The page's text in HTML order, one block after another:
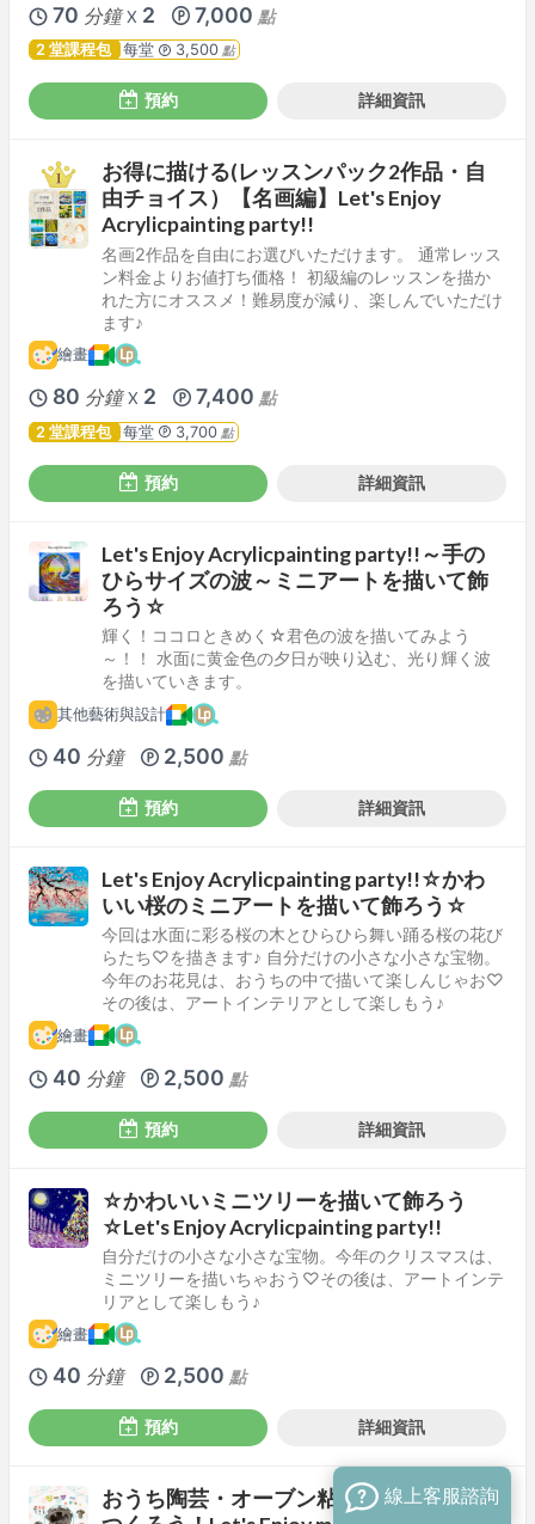
70 分鐘 X 2 7,000 點
2 堂課程包 每堂 3,500 點
預約 詳細資訊
お得に描ける(レッスンパック2作品・自
由チョイス）【名画編】Let's Enjoy
Acrylicpainting party!!
名画2作品を自由にお選びいただけます。 通常レッス
ン料金よりお値打ち価格！ 初級編のレッスンを描か
れた方にオススメ！難易度が減り、楽しんでいただけ
ます♪
繪畫
80 分鐘 X 2 7,400 點
2 堂課程包 每堂 3,700 點
預約 詳細資訊
Let's Enjoy Acrylicpainting party!!～手の
ひらサイズの波～ミニアートを描いて飾
ろう☆
輝く！ココロときめく☆君色の波を描いてみよう
～！！ 水面に黄金色の夕日が映り込む、光り輝く波
を描いていきます。
其他藝術與設計
40 分鐘 2,500 點
預約 詳細資訊
Let's Enjoy Acrylicpainting party!!☆かわ
いい桜のミニアートを描いて飾ろう☆
今回は水面に彩る桜の木とひらひら舞い踊る桜の花び
らたち♡を描きます♪ 自分だけの小さな小さな宝物。
今年のお花見は、おうちの中で描いて楽しんじゃお♡
その後は、アートインテリアとして楽しもう♪
繪畫
40 分鐘 2,500 點
預約 詳細資訊
☆かわいいミニツリーを描いて飾ろう
☆Let's Enjoy Acrylicpainting party!!
自分だけの小さな小さな宝物。今年のクリスマスは、
ミニツリーを描いちゃおう♡その後は、アートインテ
リアとして楽しもう♪
繪畫
40 分鐘 2,500 點
預約 詳細資訊
おうち陶芸・オーブン粘土でシーサーを
線上客服諮詢